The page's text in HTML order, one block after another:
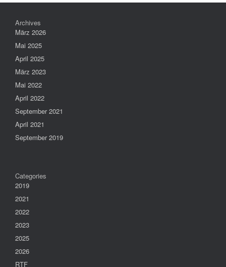
Archives
März 2026
Mai 2025
April 2025
März 2023
Mai 2022
April 2022
September 2021
April 2021
September 2019
Categories
2019
2021
2022
2023
2025
2026
RTF